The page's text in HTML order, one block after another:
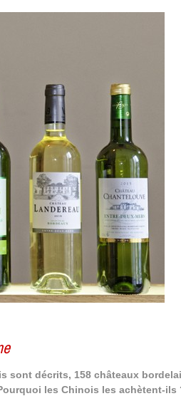
sont décrits, 158 châteaux
les Chinois les achètent-ils